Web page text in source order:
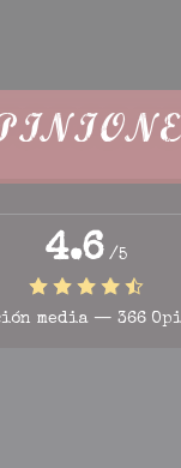
4.6 /5
media — 366